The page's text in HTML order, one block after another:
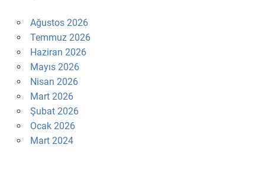
Ağustos 2026
Temmuz 2026
Haziran 2026
Mayıs 2026
Nisan 2026
Mart 2026
Şubat 2026
Ocak 2026
Mart 2024